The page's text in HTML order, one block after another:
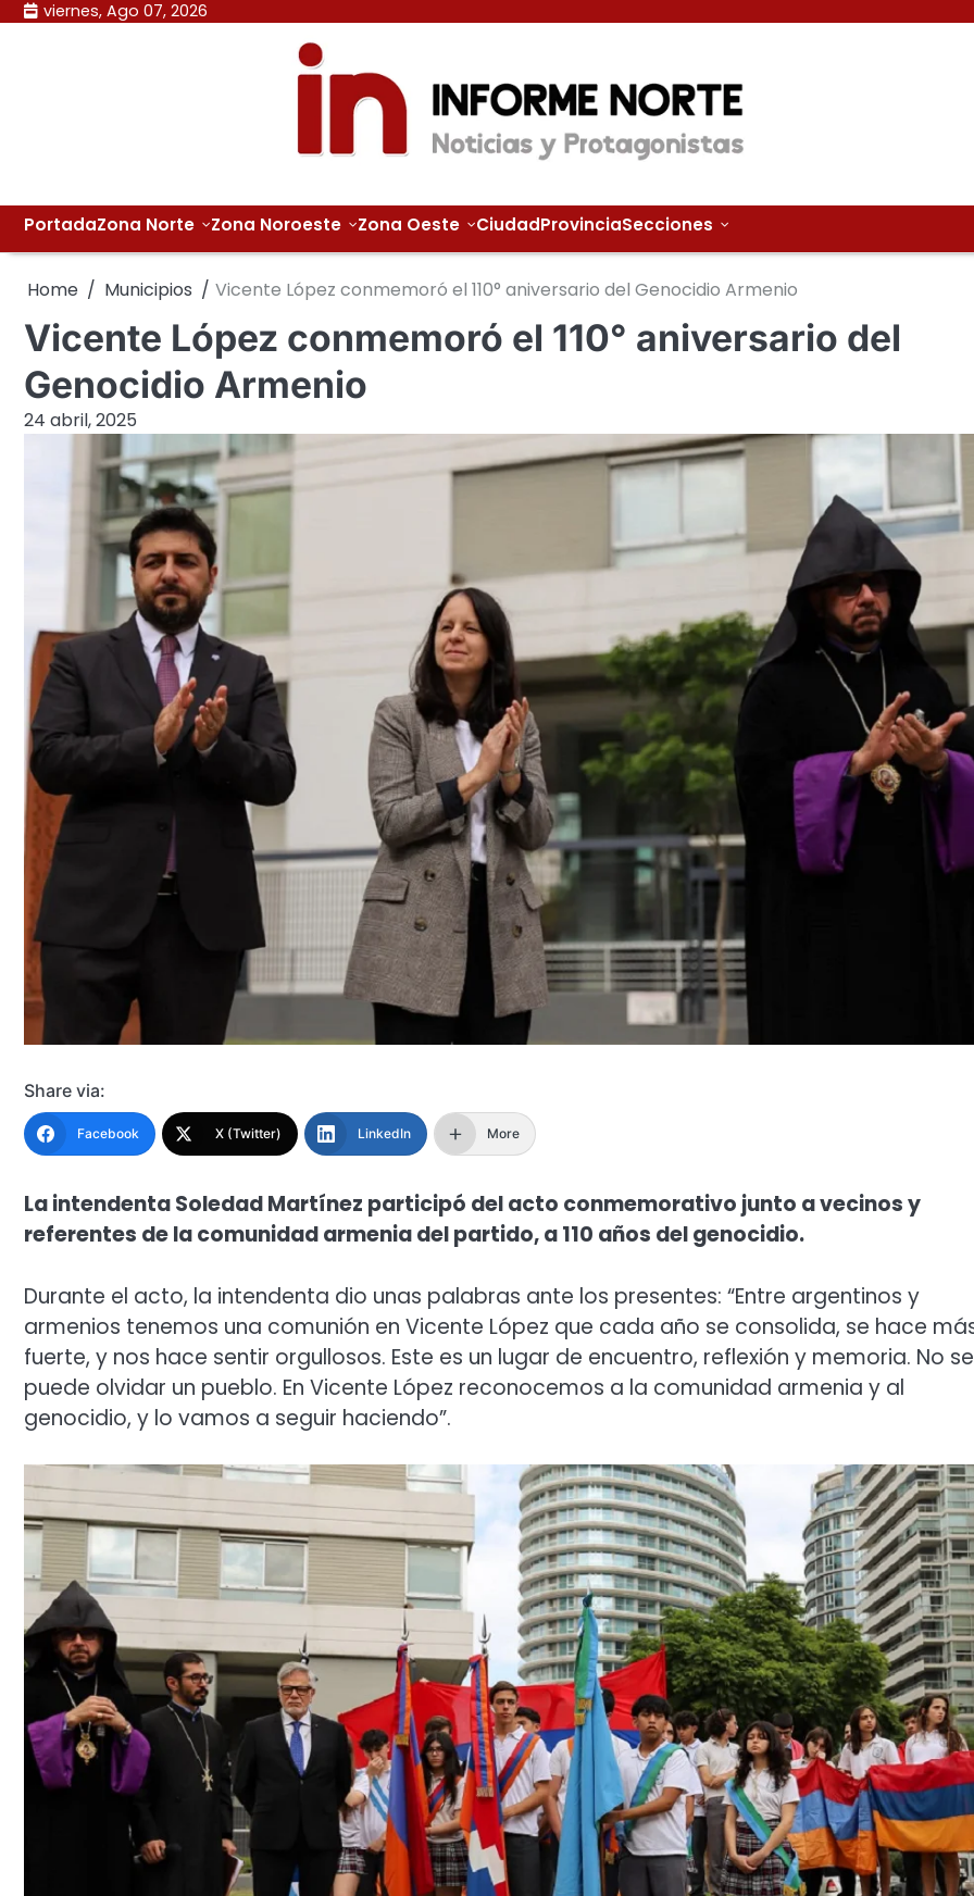
Skip viernes, Ago 07, 2026
PortadaZona Norte Zona Noroeste Zona Oeste CiudadProvinciaSecciones
Home Municipios Vicente López conmemoró el 110° aniversario del Genocidio Armenio
Vicente López conmemoró el 110° aniversario del
Genocidio Armenio
24 abril, 2025
Share via:
Facebook X (Twitter) LinkedIn More
La intendenta Soledad Martínez participó del acto conmemorativo junto a vecinos y
referentes de la comunidad armenia del partido, a 110 años del genocidio.
Durante el acto, la intendenta dio unas palabras ante los presentes: “Entre argentinos y
armenios tenemos una comunión en Vicente López que cada año se consolida, se hace
fuerte, y nos hace sentir orgullosos. Este es un lugar de encuentro, reflexión y memoria. No se
puede olvidar un pueblo. En Vicente López reconocemos a la comunidad armenia y al
genocidio, y lo vamos a seguir haciendo”.